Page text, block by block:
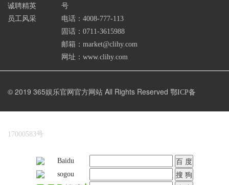
诚聘精英
员工风采
号
电话：4008-777-113
固话：0711-3615988
邮箱：market@clihy.com
网址：www.clihy.com
© 2019 365娱乐官网官方网站 All Rights Reserved 鄂ICP备
17000583号